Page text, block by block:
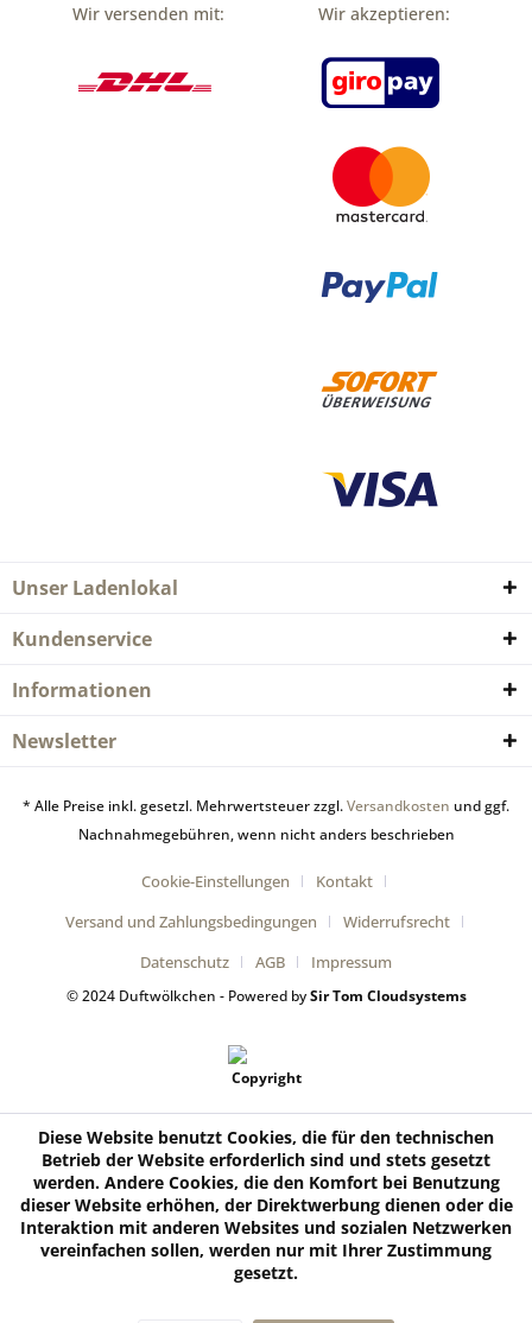
Wir versenden mit: Wir akzeptieren:
Unser Ladenlokal
Kundenservice
Informationen
Newsletter
* Alle Preise inkl. gesetzl. Mehrwertsteuer zzgl.Versandkosten und ggf.
Nachnahmegebühren, wenn nicht anders beschrieben
Cookie-Einstellungen
Kontakt
Versand und Zahlungsbedingungen
Widerrufsrecht
Datenschutz
AGB Impressum
© 2024 Duftwölkchen - Powered bySir Tom Cloudsystems
Diese Website benutzt Cookies, die für den technischen
Betrieb der Website erforderlich sind und stets gesetzt
werden. Andere Cookies, die den Komfort bei Benutzung
dieser Website erhöhen, der Direktwerbung dienen oder die
Interaktion mit anderen Websites und sozialen Netzwerken
vereinfachen sollen, werden nur mit Ihrer Zustimmung
gesetzt.